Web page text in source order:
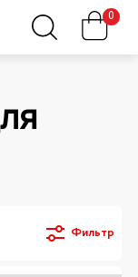
0
Фильтр